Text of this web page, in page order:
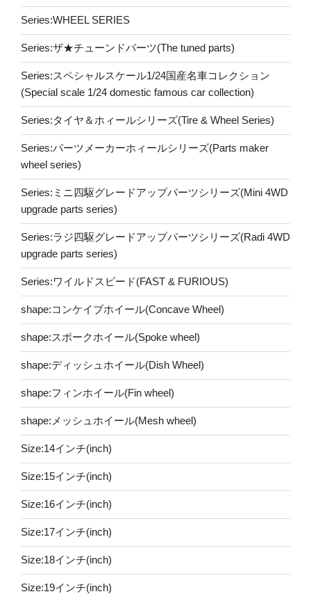
Series:WHEEL SERIES
Series:ザ★チューンドパーツ(The tuned parts)
Series:スペシャルスケール1/24国産名車コレクション
(Special scale 1/24 domestic famous car collection)
Series:タイヤ＆ホィールシリーズ(Tire & Wheel Series)
Series:パーツメーカーホィールシリーズ(Parts maker
wheel series)
Series:ミニ四駆グレードアップパーツシリーズ(Mini 4WD
upgrade parts series)
Series:ラジ四駆グレードアップパーツシリーズ(Radi 4WD
upgrade parts series)
Series:ワイルドスピード(FAST & FURIOUS)
shape:コンケイブホイール(Concave Wheel)
shape:スポークホイール(Spoke wheel)
shape:ディッシュホイール(Dish Wheel)
shape:フィンホイール(Fin wheel)
shape:メッシュホイール(Mesh wheel)
Size:14インチ(inch)
Size:15インチ(inch)
Size:16インチ(inch)
Size:17インチ(inch)
Size:18インチ(inch)
Size:19インチ(inch)